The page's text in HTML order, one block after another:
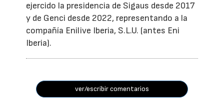
ejercido la presidencia de Sigaus desde 2017
y de Genci desde 2022, representando a la
compañía Enilive Iberia, S.L.U. (antes Eni
Iberia).
ver/escribir comentarios